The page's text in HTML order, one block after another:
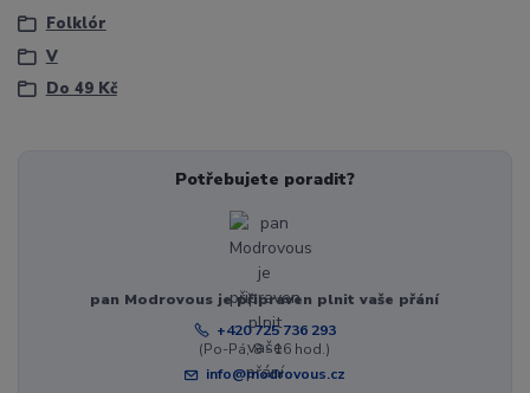
Folklór
V
Do 49 Kč
Potřebujete poradit?
pan Modrovous je připraven plnit vaše přání
+420 725 736 293
(Po-Pá, 8 - 16 hod.)
info@modrovous.cz